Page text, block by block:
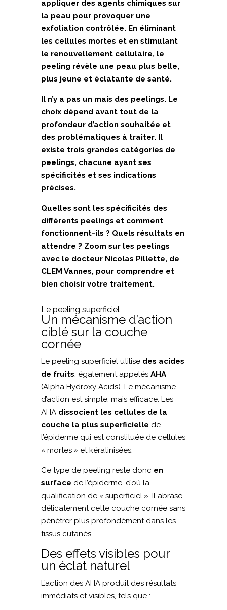
appliquer des agents chimiques sur
la peau pour provoquer une
exfoliation contrôlée. En éliminant
les cellules mortes et en stimulant
le renouvellement cellulaire, le
peeling révèle une peau plus belle,
plus jeune et éclatante de santé.
Il n’y a pas un mais des peelings. Le
choix dépend avant tout de la
profondeur d’action souhaitée et
des problématiques à traiter. Il
existe trois grandes catégories de
peelings, chacune ayant ses
spécificités et ses indications
précises.
Quelles sont les spécificités des
différents peelings et comment
fonctionnent-ils ? Quels résultats en
attendre ? Zoom sur les peelings
avec le docteur Nicolas Pillette, de
CLEM Vannes, pour comprendre et
bien choisir votre traitement.
Le peeling superficiel
Un mécanisme d’action
ciblé sur la couche
cornée
Le peeling superficiel utilise des acides
de fruits, également appelés AHA
(Alpha Hydroxy Acids). Le mécanisme
d’action est simple, mais efficace. Les
AHA dissocient les cellules de la
couche la plus superficielle de
l’épiderme qui est constituée de cellules
« mortes » et kératinisées.
Ce type de peeling reste donc en
surface de l’épiderme, d’où la
qualification de « superficiel ». Il abrase
délicatement cette couche cornée sans
pénétrer plus profondément dans les
tissus cutanés.
Des effets visibles pour
un éclat naturel
L’action des AHA produit des résultats
immédiats et visibles, tels que :